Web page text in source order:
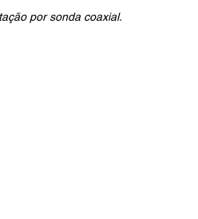
por sonda coaxial.